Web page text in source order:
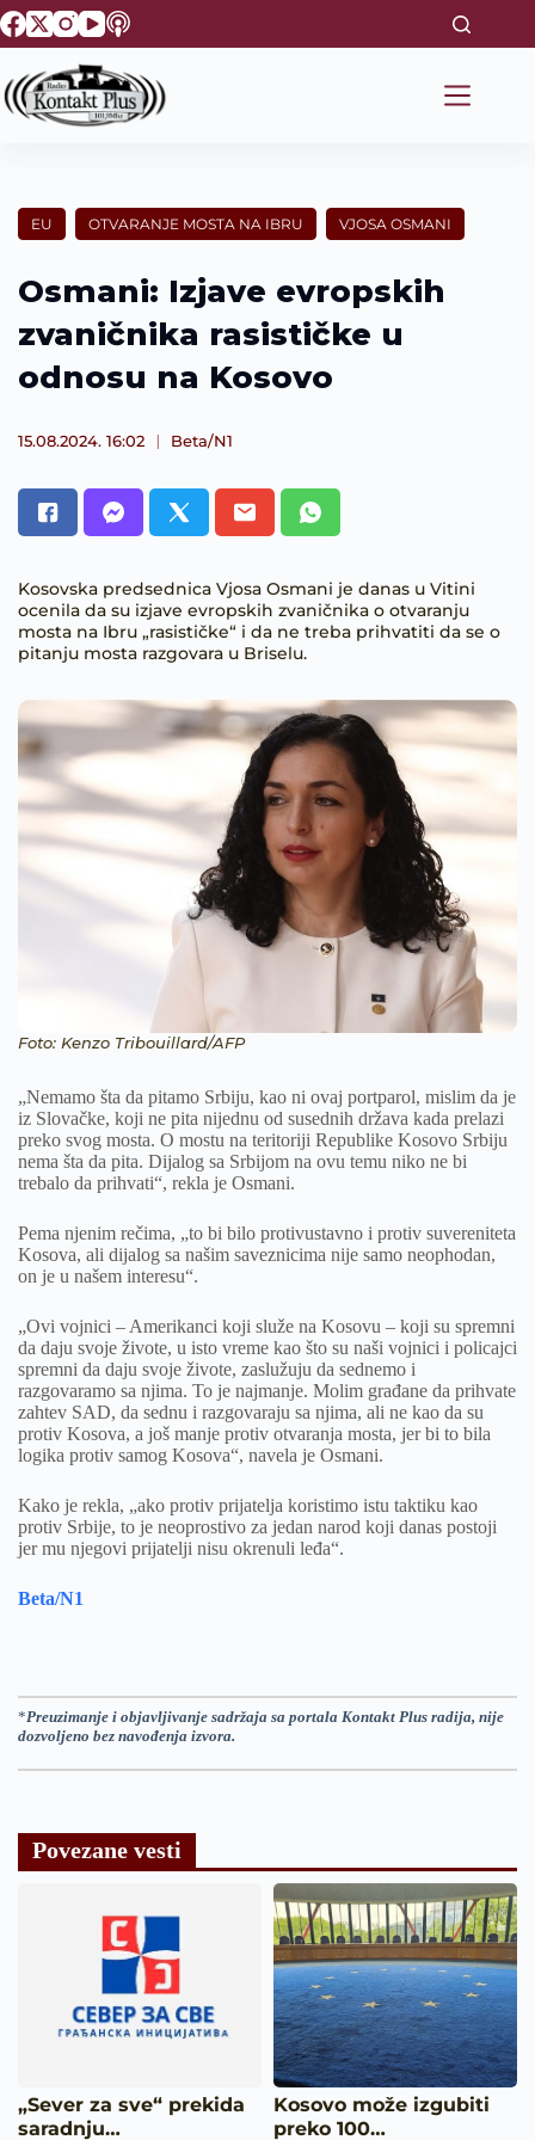
S
k
p
t
e
t
EU OTVARANJE MOSTA NA IBRU VJOSA OSMANI
Osmani: Izjave evropskih
zvaničnika rasističke u
odnosu na Kosovo
15.08.2024. 16:02 Beta/N1
Kosovska predsednica Vjosa Osmani je danas u Vitini
ocenila da su izjave evropskih zvaničnika o otvaranju
mosta na Ibru „rasističke“ i da ne treba prihvatiti da se o
pitanju mosta razgovara u Briselu.
Foto: Kenzo Tribouillard/AFP
„Nemamo šta da pitamo Srbiju, kao ni ovaj portparol, mislim da je
iz Slovačke, koji ne pita nijednu od susednih država kada prelazi
preko svog mosta. O mostu na teritoriji Republike Kosovo Srbiju
nema šta da pita. Dijalog sa Srbijom na ovu temu niko ne bi
trebalo da prihvati“, rekla je Osmani.
Pema njenim rečima, „to bi bilo protivustavno i protiv suvereniteta
Kosova, ali dijalog sa našim saveznicima nije samo neophodan,
on je u našem interesu“.
„Ovi vojnici – Amerikanci koji služe na Kosovu – koji su spremni
da daju svoje živote, u isto vreme kao što su naši vojnici i policajci
spremni da daju svoje živote, zaslužuju da sednemo i
razgovaramo sa njima. To je najmanje. Molim građane da prihvate
zahtev SAD, da sednu i razgovaraju sa njima, ali ne kao da su
protiv Kosova, a još manje protiv otvaranja mosta, jer bi to bila
logika protiv samog Kosova“, navela je Osmani.
Kako je rekla, „ako protiv prijatelja koristimo istu taktiku kao
protiv Srbije, to je neoprostivo za jedan narod koji danas postoji
jer mu njegovi prijatelji nisu okrenuli leđa“.
Beta/N1
*Preuzimanje i objavljivanje sadržaja sa portala Kontakt Plus radija, nije
dozvoljeno bez navođenja izvora.
Povezane vesti
„Sever za sve“ prekida
saradnju…
Kosovo može izgubiti
preko 100…